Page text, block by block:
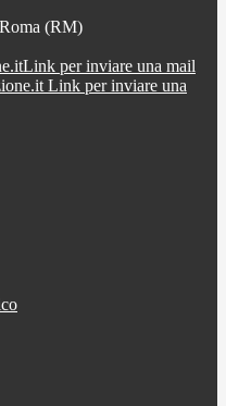
(RM)
Link per inviare una mail
Link per inviare una